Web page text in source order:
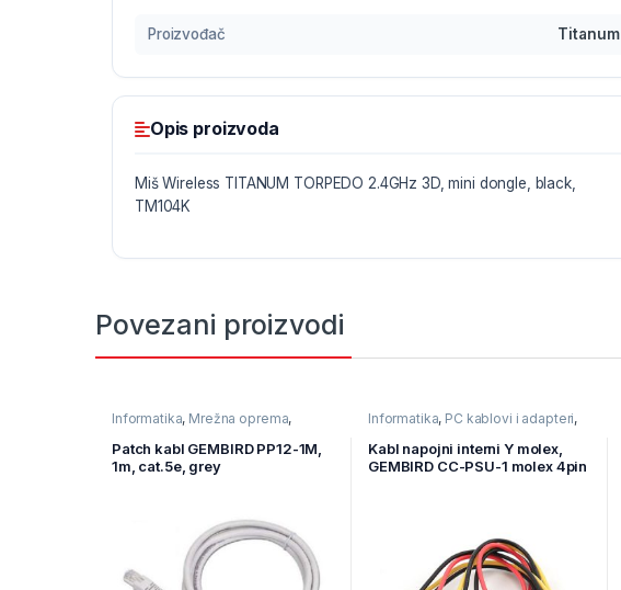
Proizvođač Titanum
Opis proizvoda
Miš Wireless TITANUM TORPEDO 2.4GHz 3D, mini dongle, black,
TM104K
Povezani proizvodi
Informatika, Mrežna oprema,
Ostala mrežna oprema
Patch kabl GEMBIRD PP12-1M,
1m, cat.5e, grey
Informatika, PC kablovi i adapteri,
Kabl napojni interni Y molex,
GEMBIRD CC-PSU-1 molex 4pin